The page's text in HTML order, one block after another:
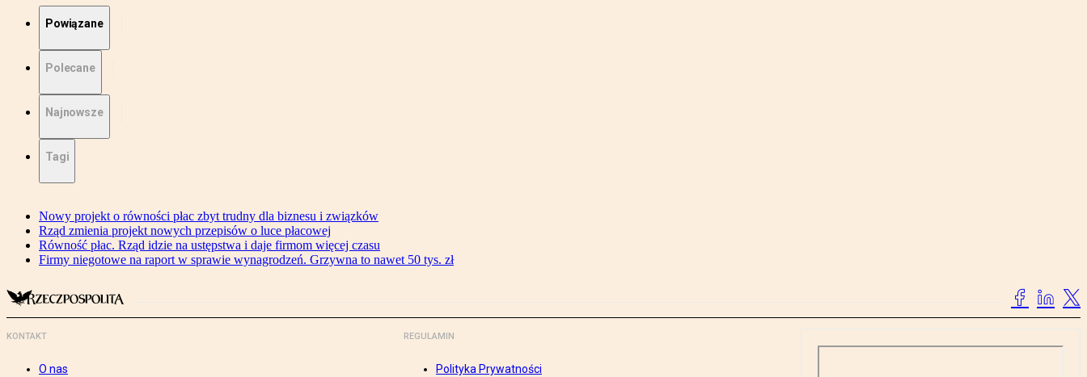
Powiązane
Polecane
Najnowsze
Tagi
Nowy projekt o równości płac zbyt trudny dla biznesu i związków
Rząd zmienia projekt nowych przepisów o luce płacowej
Równość płac. Rząd idzie na ustępstwa i daje firmom więcej czasu
Firmy niegotowe na raport w sprawie wynagrodzeń. Grzywna to nawet 50 tys. zł
KONTAKT
O nas
REGULAMIN
Polityka Prywatności